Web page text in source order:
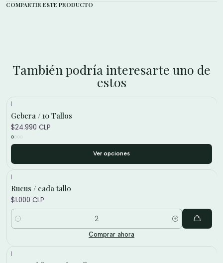
COMPARTIR ESTE PRODUCTO
También podría interesarte uno de
estos
|
Gebera / 10 Tallos
$24.990 CLP
Ver opciones
|
Rucus / cada tallo
$1.000 CLP
Cantidad
Comprar ahora
|